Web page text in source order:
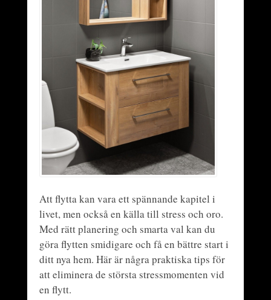
Att flytta kan vara ett spännande kapitel i
livet, men också en källa till stress och oro.
Med rätt planering och smarta val kan du
göra flytten smidigare och få en bättre start i
ditt nya hem. Här är några praktiska tips för
att eliminera de största stressmomenten vid
en flytt.